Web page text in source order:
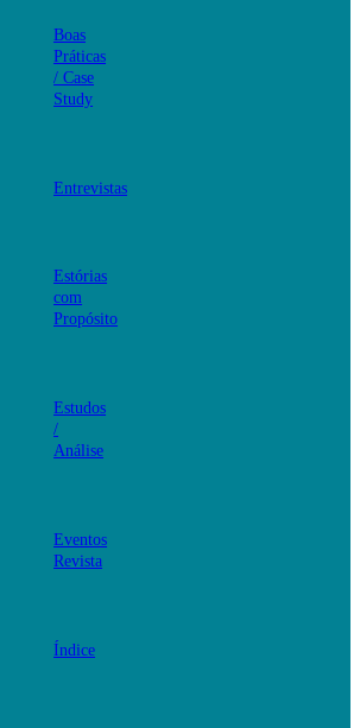
Boas
Práticas
/ Case
Study
Entrevistas
Estórias
com
Propósito
Estudos
/
Análise
Eventos
Revista
Índice